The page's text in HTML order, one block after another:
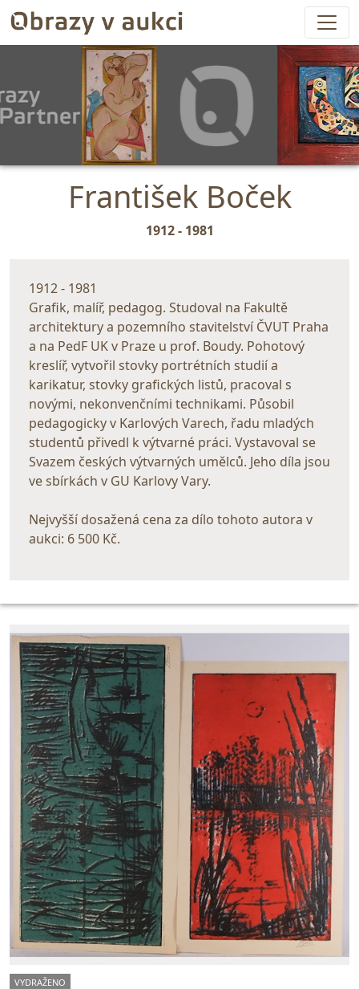
František Boček
1912 - 1981
1912 - 1981
Grafik, malíř, pedagog. Studoval na Fakultě
architektury a pozemního stavitelství ČVUT Praha
a na PedF UK v Praze u prof. Boudy. Pohotový
kreslíř, vytvořil stovky portrétních studií a
karikatur, stovky grafických listů, pracoval s
novými, nekonvenčními technikami. Působil
pedagogicky v Karlových Varech, řadu mladých
studentů přivedl k výtvarné práci. Vystavoval se
Svazem českých výtvarných umělců. Jeho díla jsou
ve sbírkách v GU Karlovy Vary.
Nejvyšší dosažená cena za dílo tohoto autora v
aukci: 6 500 Kč.
VYDRAŽENO